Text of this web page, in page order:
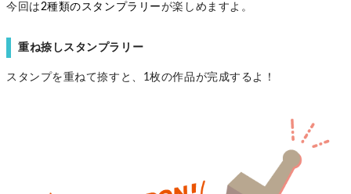
今回は 2種類のスタンプラリーが楽しめますよ。
重ね捺しスタンプラリー
スタンプを重ねて捺すと、1枚の作品が完成するよ！